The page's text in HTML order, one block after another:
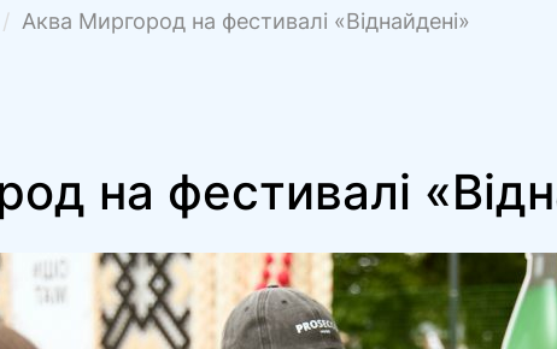
/ Аква Миргород на фестивалі «Віднайдені»
на фестивалі